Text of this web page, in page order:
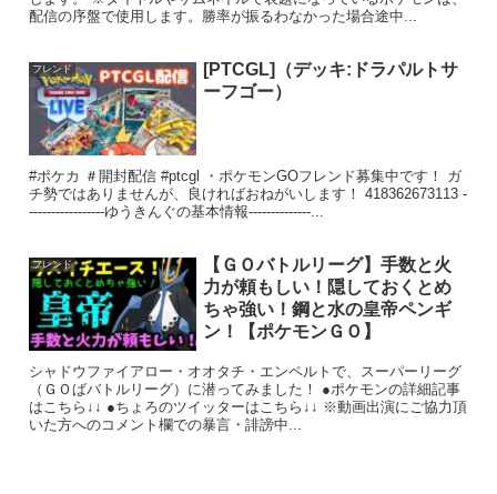
配信の序盤で使用します。勝率が振るわなかった場合途中...
フレンド
[PTCGL]（デッキ:ドラパルトサ
ーフゴー）
#ポケカ ＃開封配信 #ptcgl ・ポケモンGOフレンド募集中です！ ガ
チ勢ではありませんが、良ければおねがいします！ 418362673113 -
-----------------ゆうきんぐの基本情報--------------...
フレンド
【ＧＯバトルリーグ】手数と火
力が頼もしい！隠しておくとめ
ちゃ強い！鋼と水の皇帝ペンギ
ン！【ポケモンＧＯ】
シャドウファイアロー・オオタチ・エンペルトで、スーパーリーグ
（ＧＯばバトルリーグ）に潜ってみました！ ●ポケモンの詳細記事
はこちら↓↓ ●ちょろのツイッターはこちら↓↓ ※動画出演にご協力頂
いた方へのコメント欄での暴言・誹謗中...